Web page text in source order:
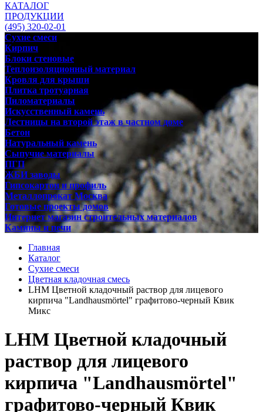
КАТАЛОГ
ПРОДУКЦИИ
(495) 320-02-01
Сухие смеси
Кирпич
Блоки стеновые
Теплоизоляционный материал
Кровля для крыши
Плитка тротуарная
Пиломатериалы
Искусственный камень
Лестницы на второй этаж в частном доме
Бетон
Натуральный камень
Сыпучие материалы
ПГП
ЖБИ заводы
Гипсокартон и профиль
Металлопрокат Москва
Готовые проекты домов
Интернет магазин строительных материалов
Камины и печи
Главная
Каталог
Сухие смеси
Цветная кладочная смесь
LHM Цветной кладочный раствор для лицевого
кирпича "Landhausmörtel" графитово-черный Квик
Микс
LHM Цветной кладочный
раствор для лицевого
кирпича "Landhausmörtel"
графитово-черный Квик